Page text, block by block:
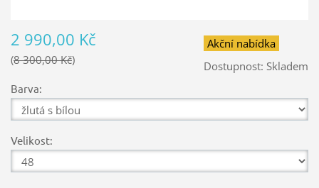
Akční nabídka
Dostupnost: Skladem
2 990,00 Kč
8 300,00 Kč
Barva:
Velikost: